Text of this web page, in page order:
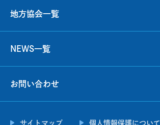
地方協会一覧
NEWS一覧
お問い合わせ
サイトマップ 個人情報保護について